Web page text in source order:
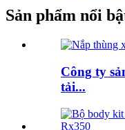
Sản phẩm nổi
Công ty
tải...